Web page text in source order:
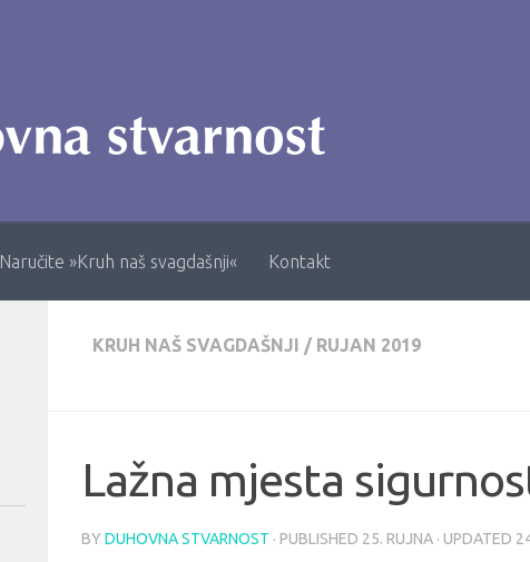
Naručite »Kruh naš svagdašnji« Kontakt
KRUH NAŠ SVAGDAŠNJI / RUJAN 2019
Lažna mjesta
BY DUHOVNA STVARNOST · PUBLISHED 25. RUJNA · UPDATED